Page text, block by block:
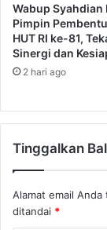
Wabup Syahdian
Pimpin
HUT RI ke-81,
Sinergi dan
2 hari ago
Tinggalkan
Alamat email
ditandai *